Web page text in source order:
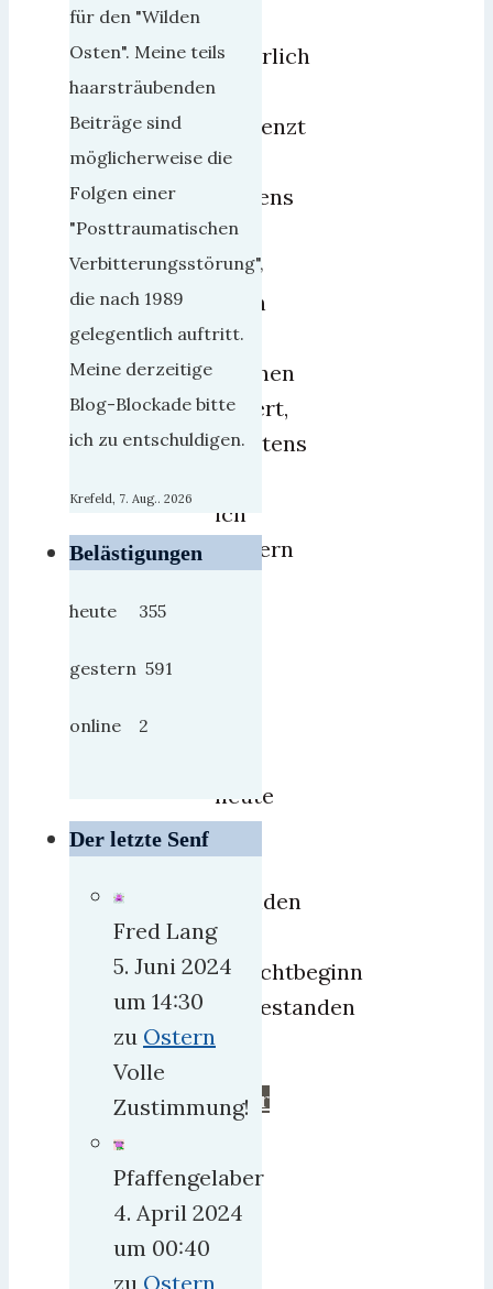
natürlich
nur
begrenzt
auf.
Erstens
weil
es
noch
ein
bischen
dauert,
zweitens
ich
gestern
heute
früh
2
Stunden
vor
Schichtbeginn
aufgestanden
bin
mehr
für den "Wilden
Osten". Meine teils
haarsträubenden
Beiträge sind
möglicherweise die
Folgen einer
"Posttraumatischen
Verbitterungsstörung",
die nach 1989
gelegentlich auftritt.
Meine derzeitige
Blog-Blockade bitte
ich zu entschuldigen.
Krefeld, 7. Aug.. 2026
Belästigungen
heute 355
gestern 591
online 2
Der letzte Senf
Fred Lang
5. Juni 2024
um 14:30
zu Ostern
Volle
Zustimmung!
Pfaffengelaber
4. April 2024
um 00:40
zu Ostern